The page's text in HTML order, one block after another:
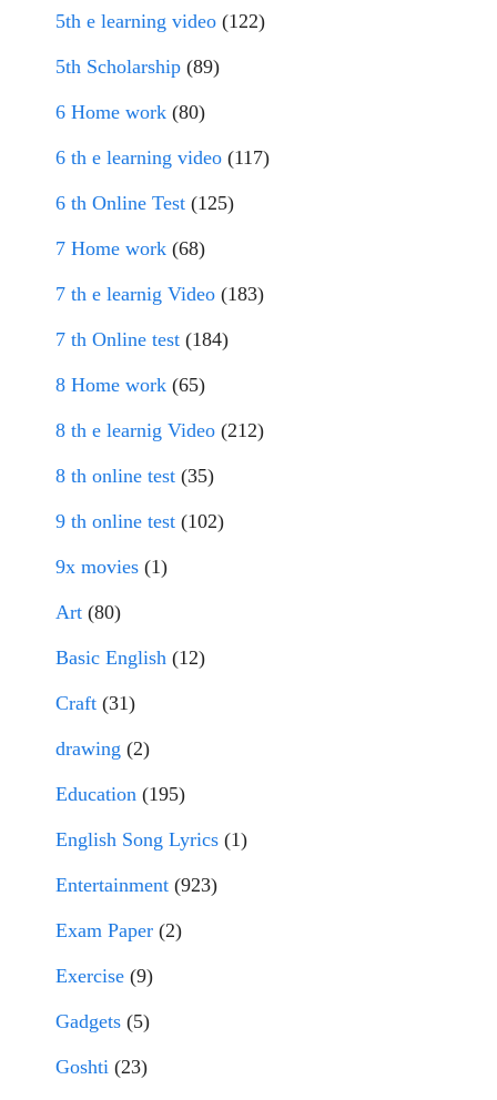
5th e learning video (122)
5th Scholarship (89)
6 Home work (80)
6 th e learning video (117)
6 th Online Test (125)
7 Home work (68)
7 th e learnig Video (183)
7 th Online test (184)
8 Home work (65)
8 th e learnig Video (212)
8 th online test (35)
9 th online test (102)
9x movies (1)
Art (80)
Basic English (12)
Craft (31)
drawing (2)
Education (195)
English Song Lyrics (1)
Entertainment (923)
Exam Paper (2)
Exercise (9)
Gadgets (5)
Goshti (23)